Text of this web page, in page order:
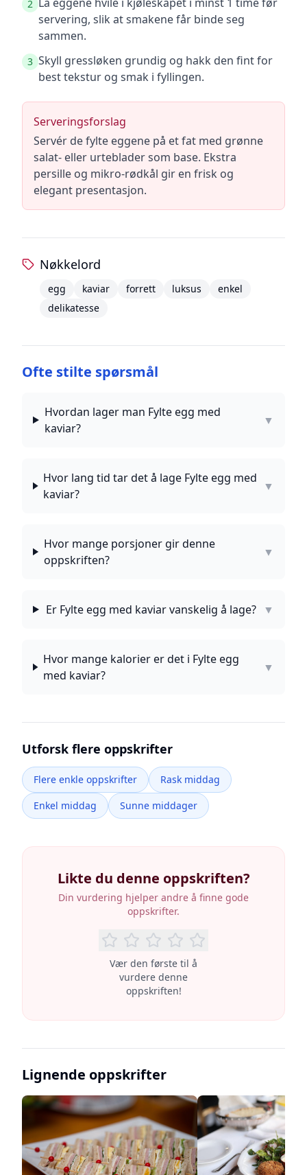
2
servering, slik at smakene får binde seg
sammen.
3 Skyll gressløken grundig og hakk den fint for
best tekstur og smak i fyllingen.
Serveringsforslag
Servér de fylte eggene på et fat med grønne
salat- eller urteblader som base. Ekstra
persille og mikro-rødkål gir en frisk og
elegant presentasjon.
Nøkkelord
egg kaviar forrett luksus
enkel
delikatesse
Ofte stilte spørsmål
Hvordan lager man Fylte egg med
kaviar?
▼
Hvor lang tid tar det å lage Fylte egg med
kaviar?
▼
Hvor mange porsjoner gir denne
oppskriften?
▼
Er Fylte egg med kaviar vanskelig å lage? ▼
Hvor mange kalorier er det i Fylte egg
med kaviar?
▼
Utforsk flere oppskrifter
Flere enkle oppskrifter
Rask middag
Enkel middag
Sunne middager
Likte du denne oppskriften?
Din vurdering hjelper andre å finne gode
oppskrifter.
Vær den første til å
vurdere denne
oppskriften!
Lignende oppskrifter